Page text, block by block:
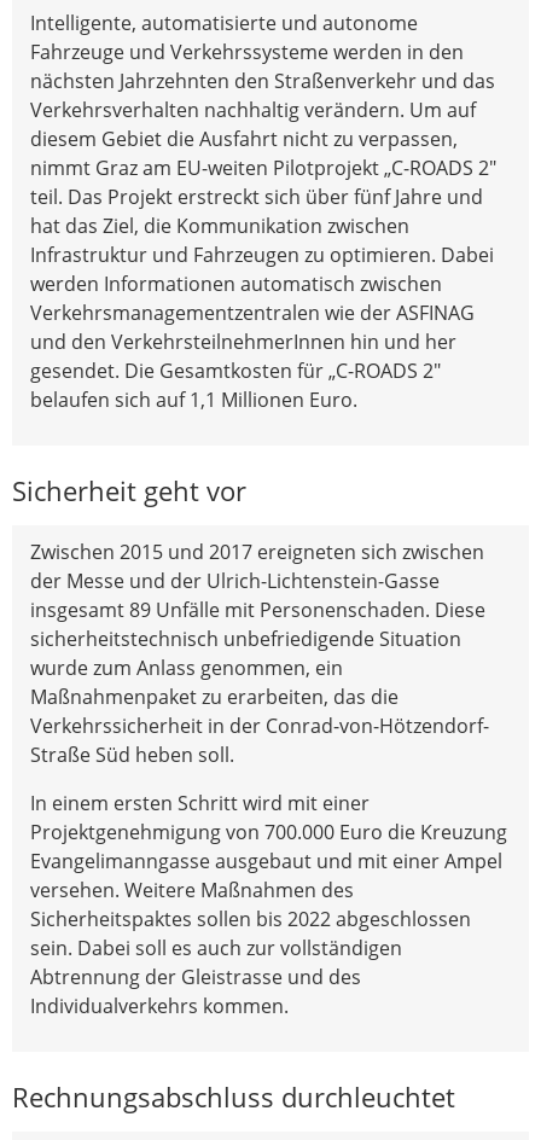
Intelligente, automatisierte und autonome
Fahrzeuge und Verkehrssysteme werden in den
nächsten Jahrzehnten den Straßenverkehr und das
Verkehrsverhalten nachhaltig verändern. Um auf
diesem Gebiet die Ausfahrt nicht zu verpassen,
nimmt Graz am EU-weiten Pilotprojekt „C-ROADS 2"
teil. Das Projekt erstreckt sich über fünf Jahre und
hat das Ziel, die Kommunikation zwischen
Infrastruktur und Fahrzeugen zu optimieren. Dabei
werden Informationen automatisch zwischen
Verkehrsmanagementzentralen wie der ASFINAG
und den VerkehrsteilnehmerInnen hin und her
gesendet. Die Gesamtkosten für „C-ROADS 2"
belaufen sich auf 1,1 Millionen Euro.
Sicherheit geht vor
Zwischen 2015 und 2017 ereigneten sich zwischen
der Messe und der Ulrich-Lichtenstein-Gasse
insgesamt 89 Unfälle mit Personenschaden. Diese
sicherheitstechnisch unbefriedigende Situation
wurde zum Anlass genommen, ein
Maßnahmenpaket zu erarbeiten, das die
Verkehrssicherheit in der Conrad-von-Hötzendorf-
Straße Süd heben soll.
In einem ersten Schritt wird mit einer
Projektgenehmigung von 700.000 Euro die Kreuzung
Evangelimanngasse ausgebaut und mit einer Ampel
versehen. Weitere Maßnahmen des
Sicherheitspaktes sollen bis 2022 abgeschlossen
sein. Dabei soll es auch zur vollständigen
Abtrennung der Gleistrasse und des
Individualverkehrs kommen.
Rechnungsabschluss durchleuchtet